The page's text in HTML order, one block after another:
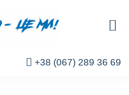
+38 (067) 289 36 69